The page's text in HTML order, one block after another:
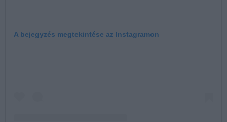
A bejegyzés megtekintése az Instagramon